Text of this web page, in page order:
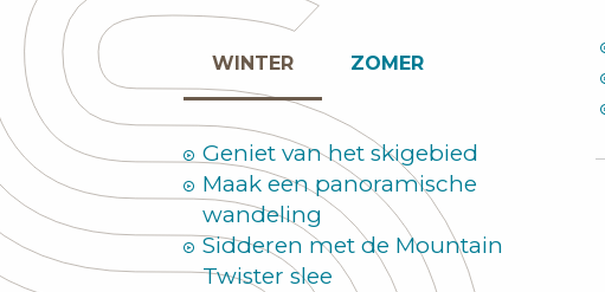
WINTER ZOMER
Geniet van het skigebied
Maak een panoramische
wandeling
Sidderen met de Mountain
Twister slee